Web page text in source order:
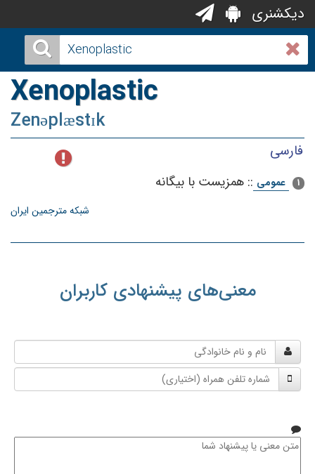
دیکشنری
Xenoplastic
Zenəplæstɪk
فارسی
1 عمومی :: همزیست‌ با بیگانه‌
شبکه مترجمین ایران
معنی‌های پیشنهادی کاربران
و
نام
خانوادگی
شماره
تلفن
متن